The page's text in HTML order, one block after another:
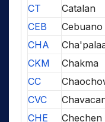
CT
Catalan
CEB
Cebuano
CHA
CKM
Chakma
CC
CVC
CHE
Chechen